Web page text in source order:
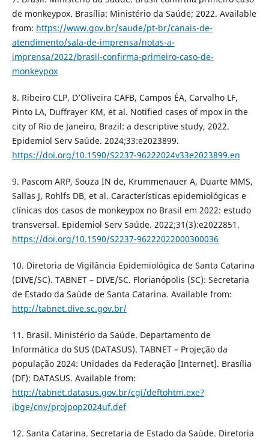
de monkeypox. Brasília: Ministério da Saúde; 2022. Available
from: https://www.gov.br/saude/pt-br/canais-de-
atendimento/sala-de-imprensa/notas-a-
imprensa/2022/brasil-confirma-primeiro-caso-de-
monkeypox
8. Ribeiro CLP, D’Oliveira CAFB, Campos ÉA, Carvalho LF,
Pinto LA, Duffrayer KM, et al. Notified cases of mpox in the
city of Rio de Janeiro, Brazil: a descriptive study, 2022.
Epidemiol Serv Saúde. 2024;33:e2023899.
https://doi.org/10.1590/S2237-96222024v33e2023899.en
9. Pascom ARP, Souza IN de, Krummenauer A, Duarte MMS,
Sallas J, Rohlfs DB, et al. Características epidemiológicas e
clínicas dos casos de monkeypox no Brasil em 2022: estudo
transversal. Epidemiol Serv Saúde. 2022;31(3):e2022851.
https://doi.org/10.1590/S2237-96222022000300036
10. Diretoria de Vigilância Epidemiológica de Santa Catarina
(DIVE/SC). TABNET – DIVE/SC. Florianópolis (SC): Secretaria
de Estado da Saúde de Santa Catarina. Available from:
http://tabnet.dive.sc.gov.br/
11. Brasil. Ministério da Saúde. Departamento de
Informática do SUS (DATASUS). TABNET – Projeção da
população 2024: Unidades da Federação [Internet]. Brasília
(DF): DATASUS. Available from:
http://tabnet.datasus.gov.br/cgi/deftohtm.exe?
ibge/cnv/projpop2024uf.def
12. Santa Catarina. Secretaria de Estado da Saúde. Diretoria